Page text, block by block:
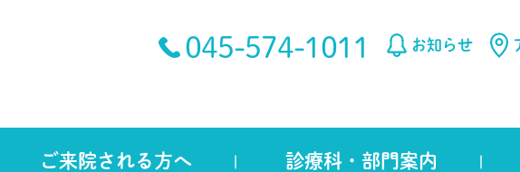
045-574-1011 お知らせ
ご来院される方へ 診療科・部門案内